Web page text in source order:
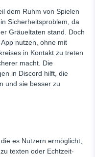
dem Ruhm von Spielen
Sicherheitsproblem, da
Gräueltaten stand. Doch
nutzen, ohne mit
in Kontakt zu treten
macht. Die
in Discord hilft, die
und sie besser zu
es Nutzern ermöglicht,
texten oder Echtzeit-